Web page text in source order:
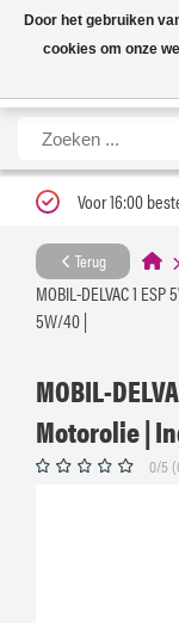
Nieuwe levertijd: 1 tot 3
Voor 16:00
Terug
MOBIL-DELVAC 1
5W/40 |
MOBIL-
Motorolie |
0/5
Door het gebruiken
cookies om onze